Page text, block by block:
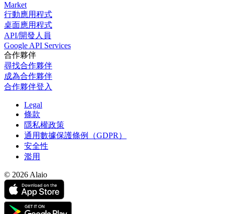
Market
行動應用程式
桌面應用程式
API/開發人員
Google API Services
合作夥伴
尋找合作夥伴
成為合作夥伴
合作夥伴登入
Legal
條款
隱私權政策
通用數據保護條例（GDPR）
安全性
濫用
© 2026 Alaio